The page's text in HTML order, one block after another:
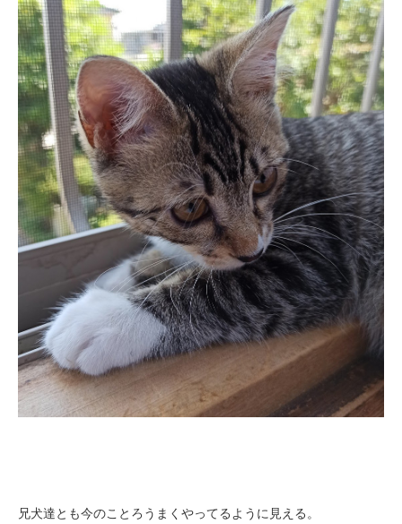
兄犬達とも今のことろうまくやってるように見える。